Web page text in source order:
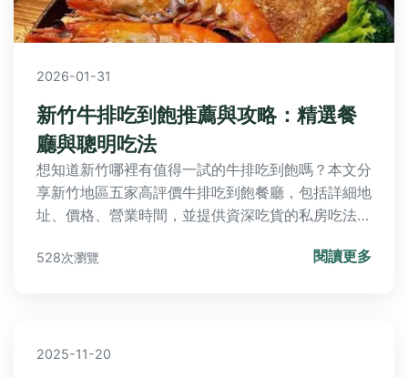
2026-01-31
新竹牛排吃到飽推薦與攻略：精選餐
廳與聰明吃法
想知道新竹哪裡有值得一試的牛排吃到飽嗎？本文分
享新竹地區五家高評價牛排吃到飽餐廳，包括詳細地
址、價格、營業時間，並提供資深吃貨的私房吃法，
528次瀏覽 閱讀更多
2025-11-20